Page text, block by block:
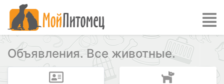
Объявления. Все животные.